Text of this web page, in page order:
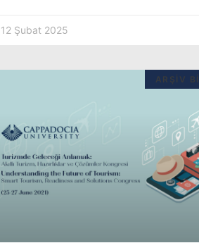
12 Şubat 2025
ARŞIV